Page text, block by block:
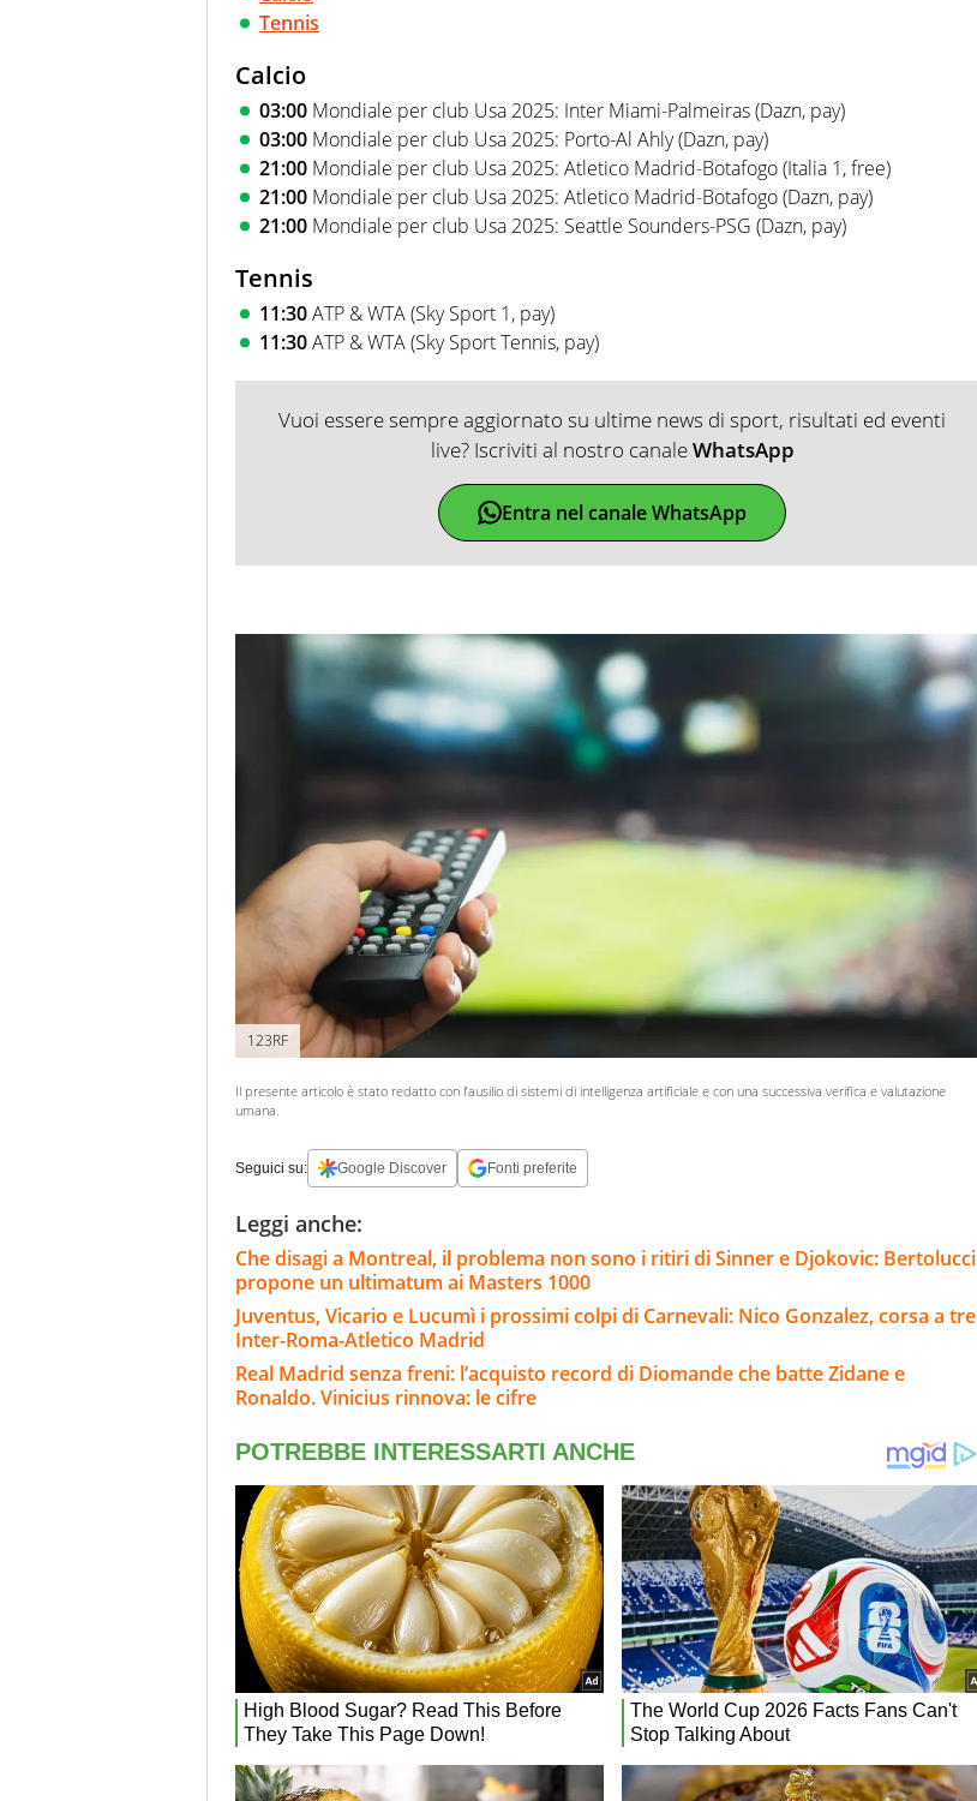
Tennis
Calcio
03:00 Mondiale per club Usa 2025: Inter Miami-Palmeiras (Dazn, pay)
03:00 Mondiale per club Usa 2025: Porto-Al Ahly (Dazn, pay)
21:00 Mondiale per club Usa 2025: Atletico Madrid-Botafogo (Italia 1, free)
21:00 Mondiale per club Usa 2025: Atletico Madrid-Botafogo (Dazn, pay)
21:00 Mondiale per club Usa 2025: Seattle Sounders-PSG (Dazn, pay)
Tennis
11:30ATP & WTA (Sky Sport 1, pay)
11:30ATP & WTA (Sky Sport Tennis, pay)
Vuoi essere sempre aggiornato su ultime news di sport, risultati ed eventi
live? Iscriviti al nostro canaleWhatsApp
Entra nel canale WhatsApp
123RF
Il presente articolo è stato redatto con l’ausilio di sistemi di intelligenza artificiale e con una successiva verifica e valutazione
umana.
Seguici su: Google Discover Fonti preferite
Leggi anche:
Che disagi a Montreal, il problema non sono i ritiri di Sinner e Djokovic: Bertolucci
propone un ultimatum ai Masters 1000
Juventus, Vicario e Lucumì i prossimi colpi di Carnevali: Nico Gonzalez, corsa a tre
Inter-Roma-Atletico Madrid
Real Madrid senza freni: l’acquisto record di Diomande che batte Zidane e
Ronaldo. Vinicius rinnova: le cifre